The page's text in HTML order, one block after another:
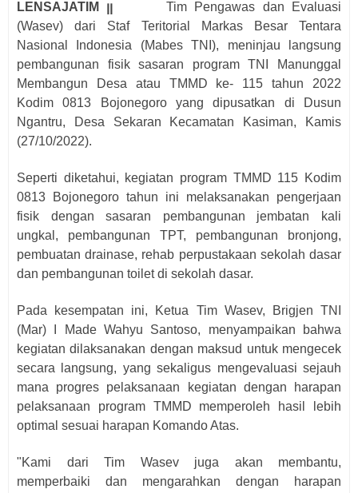
LENSAJATIM ꞁꞁ
Tim Pengawas dan Evaluasi
(Wasev) dari Staf Teritorial Markas Besar Tentara
Nasional Indonesia (Mabes TNI), meninjau langsung
pembangunan fisik sasaran program TNI Manunggal
Membangun Desa atau TMMD ke- 115 tahun 2022
Kodim 0813 Bojonegoro yang dipusatkan di Dusun
Ngantru, Desa Sekaran Kecamatan Kasiman, Kamis
(27/10/2022).
Seperti diketahui, kegiatan program TMMD 115 Kodim
0813 Bojonegoro tahun ini melaksanakan pengerjaan
fisik dengan sasaran pembangunan jembatan kali
ungkal, pembangunan TPT, pembangunan bronjong,
pembuatan drainase, rehab perpustakaan sekolah dasar
dan pembangunan toilet di sekolah dasar.
Pada kesempatan ini, Ketua Tim Wasev, Brigjen TNI
(Mar) I Made Wahyu Santoso, menyampaikan bahwa
kegiatan dilaksanakan dengan maksud untuk mengecek
secara langsung, yang sekaligus mengevaluasi sejauh
mana progres pelaksanaan kegiatan dengan harapan
pelaksanaan program TMMD memperoleh hasil lebih
optimal sesuai harapan Komando Atas.
"Kami dari Tim Wasev juga akan membantu,
memperbaiki dan mengarahkan dengan harapan